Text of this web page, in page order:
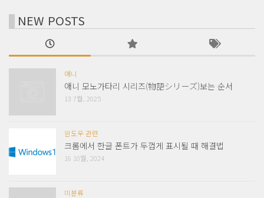
NEW POSTS
애니
애니 모노가타리 시리즈(物語シリーズ)보는 순서
13 7월, 2025
윈도우 관련
크롬에서 한글 폰트가 두껍게 표시될 때 해결법
16 10월, 2024
미분류